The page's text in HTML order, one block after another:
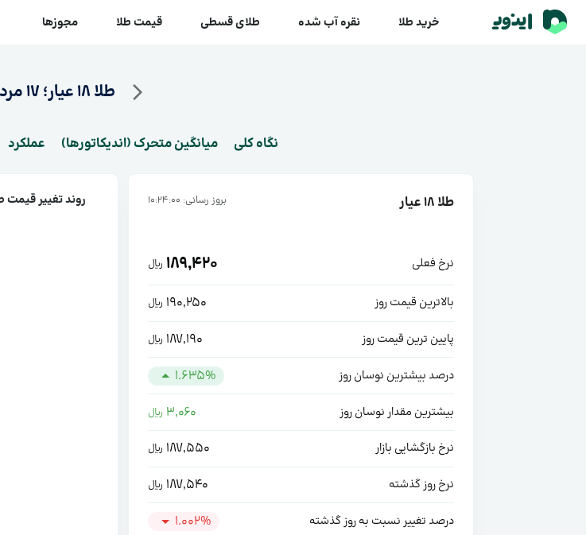
خرید طلا نقره آب شده طلای قسطی قیمت طلا مجوزها
طلا ۱۸ عیار؛ 17 مرداد 1405
نگاه کلی میانگین متحرک (اندیکاتورها) عملکرد
طلا ۱۸ عیار بروز رسانی: 10:24:00
نرخ فعلی 189,420 ریال
بالاترین قیمت روز 190,250 ریال
پایین ترین قیمت روز 187,190 ریال
درصد بیشترین نوسان روز 1.635%
بیشترین مقدار نوسان روز 3,060 ریال
نرخ بازگشایی بازار 187,550 ریال
نرخ روز گذشته 187,540 ریال
درصد تغییر نسبت به روز گذشته 1.002%
روند تغییر قیمت طلا ۱۸